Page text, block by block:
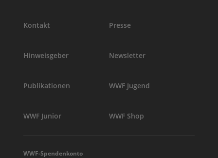
Kontakt Presse
Hinweisgeber Newsletter
Publikationen WWF Jugend
WWF Junior WWF Shop
WWF-Spendenkonto